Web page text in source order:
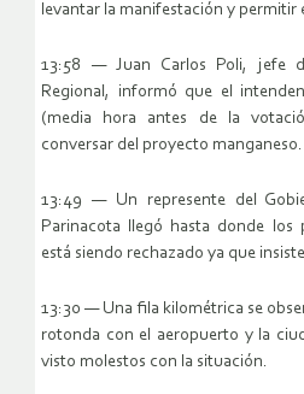
levantar la manifestación y permitir
13:58 — Juan Carlos Poli, jefe
Regional, informó que el
(media hora antes de la
conversar del proyecto manganeso.
13:49 — Un represente del
Parinacota llegó hasta donde los
está siendo rechazado ya que
13:30 — Una fila kilométrica se
rotonda con el aeropuerto y la
visto molestos con la situación.